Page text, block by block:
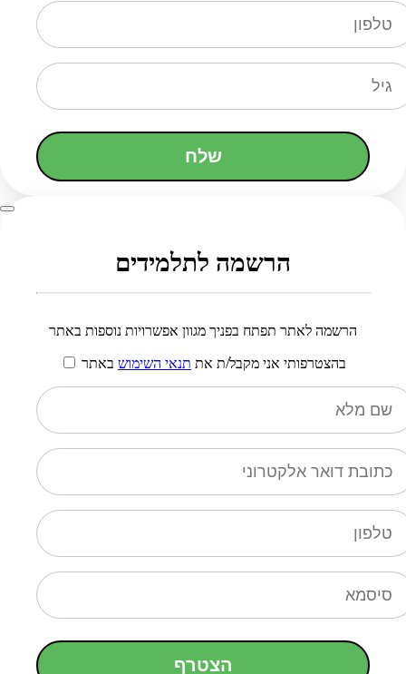
שלח
הרשמה לתלמידים
הרשמה לאתר תפתח בפניך מגוון אפשרויות נוספות באתר
בהצטרפותי אני מקבל/ת את תנאי השימוש באתר
הצטרף